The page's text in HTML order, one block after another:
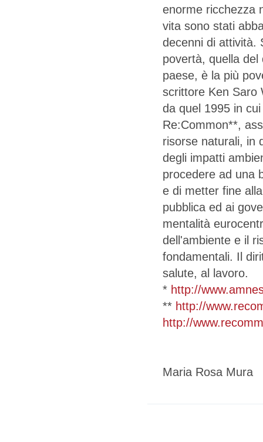
enorme ricchezza
vita sono stati
decenni di attività.
povertà, quella del
paese, è la più
scrittore Ken Saro
da quel 1995 in
Re:Common**,
risorse naturali, in
degli impatti
procedere ad una
e di metter fine
pubblica ed ai
mentalità
dell'ambiente e il
fondamentali. Il
salute, al lavoro.
* http://
** http://
http://
Maria Rosa Mura